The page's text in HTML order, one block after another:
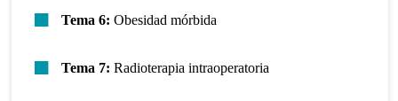
Tema 6: Obesidad mórbida
Tema 7: Radioterapia intraoperatoria